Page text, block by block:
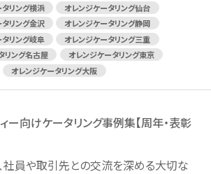
リング横浜
オレンジケータリング仙台
リング金沢
オレンジケータリング静岡
リング岐阜
オレンジケータリング三重
リング名古屋
オレンジケータリング東京
オレンジケータリング大阪
ー向けケータリング事例集【周年・表彰
社員や取引先との交流を深める大切な